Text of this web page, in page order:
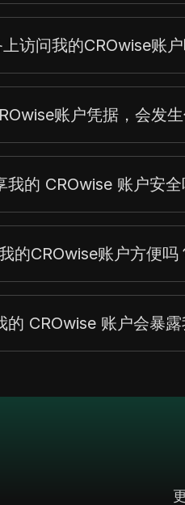
访问我的CROwise账户
账户凭据，会发生
的 CROwise 账户安全
的CROwise账户方便吗
CROwise 账户会暴露